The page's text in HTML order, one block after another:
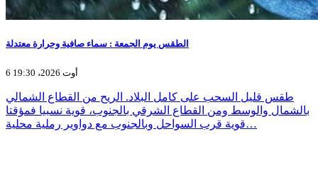
الطقس يوم الجمعة : سماء صافية وحرارة معتدلة
6 أوت 2026، 19:30
طقس قليل السحب على كامل البلاد. الريح من القطاع الشمالي
بالشمال والوسط ومن القطاع الشرقي بالجنوب، قوية نسبيا فمؤقتا
قوية قرب السواحل وبالجنوب مع دواوير رملية محلية…